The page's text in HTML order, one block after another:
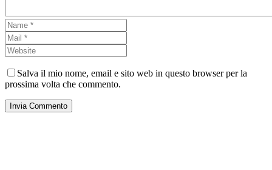
Salva il mio nome, email e sito web in questo browser per la
prossima volta che commento.
Invia Commento